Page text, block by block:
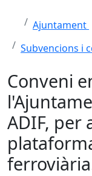
Ajuntament
Subvencions i
Conveni
ADIF, per